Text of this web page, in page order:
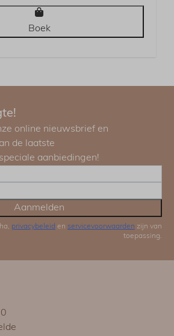
Boek
online nieuwsbrief en
de laatste
aanbiedingen!
Aanmelden
privacybeleid en servicevoorwaarden zijn van
toepassing.